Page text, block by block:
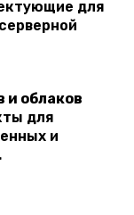
для
и облаков
для
и